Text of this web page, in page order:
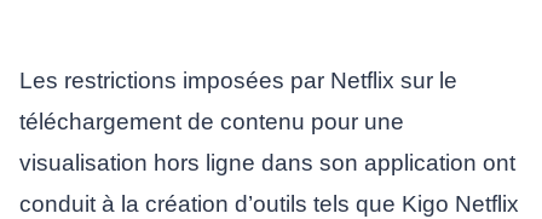
Les restrictions imposées par Netflix sur le
téléchargement de contenu pour une
visualisation hors ligne dans son application ont
conduit à la création d’outils tels que Kigo Netflix